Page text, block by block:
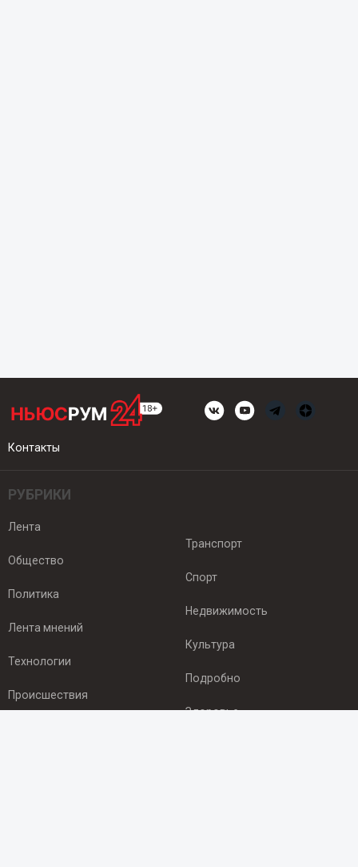
Контакты
РУБРИКИ
Лента
Общество
Политика
Лента мнений
Технологии
Происшествия
Транспорт
Спорт
Недвижимость
Культура
Подробно
Здоровье